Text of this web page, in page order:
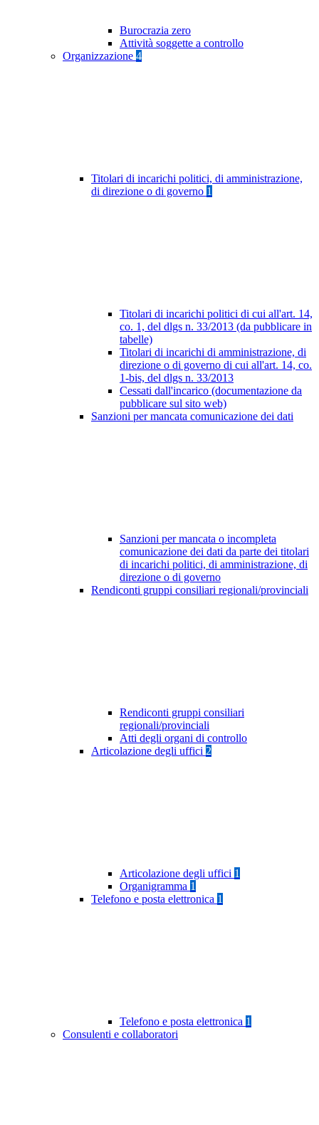
Burocrazia zero
Attività soggette a controllo
Organizzazione 4
Titolari di incarichi politici, di amministrazione,
di direzione o di governo 1
Titolari di incarichi politici di cui all'art. 14,
co. 1, del dlgs n. 33/2013 (da pubblicare in
tabelle)
Titolari di incarichi di amministrazione, di
direzione o di governo di cui all'art. 14, co.
1-bis, del dlgs n. 33/2013
Cessati dall'incarico (documentazione da
pubblicare sul sito web)
Sanzioni per mancata comunicazione dei dati
Sanzioni per mancata o incompleta
comunicazione dei dati da parte dei titolari
di incarichi politici, di amministrazione, di
direzione o di governo
Rendiconti gruppi consiliari regionali/provinciali
Rendiconti gruppi consiliari
regionali/provinciali
Atti degli organi di controllo
Articolazione degli uffici 2
Articolazione degli uffici 1
Organigramma 1
Telefono e posta elettronica 1
Telefono e posta elettronica 1
Consulenti e collaboratori